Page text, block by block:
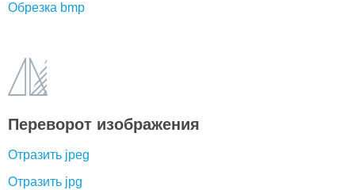
Обрезка bmp
Переворот изображения
Отразить jpeg
Отразить jpg